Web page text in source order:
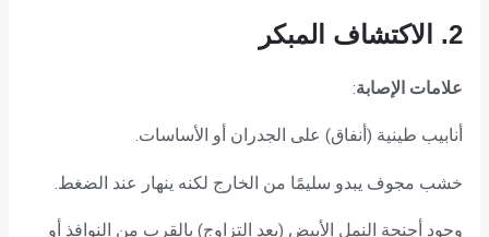
2. الاكتشاف المبكر
علامات الإصابة:
أنابيب طينية (أنفاق) على الجدران أو الأساسات.
خشب مجوف يبدو سليمًا من الخارج لكنه ينهار عند الضغط.
وجود أجنحة النمل الأبيض (بعد التزاوج) بالقرب من النوافذ أو